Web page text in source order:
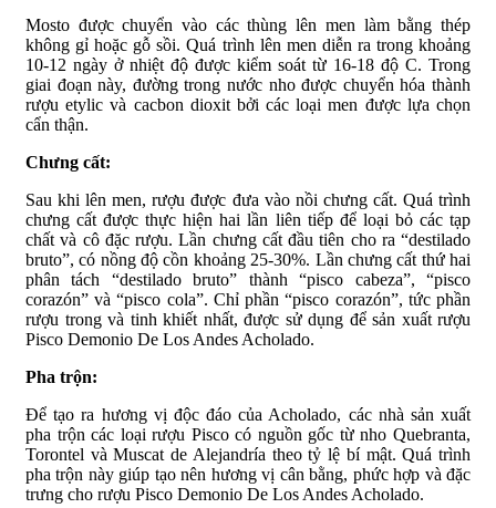
Mosto được chuyển vào các thùng lên men làm bằng thép
không gỉ hoặc gỗ sồi. Quá trình lên men diễn ra trong khoảng
10-12 ngày ở nhiệt độ được kiểm soát từ 16-18 độ C. Trong
giai đoạn này, đường trong nước nho được chuyển hóa thành
rượu etylic và cacbon dioxit bởi các loại men được lựa chọn
cẩn thận.
Chưng cất:
Sau khi lên men, rượu được đưa vào nồi chưng cất. Quá trình
chưng cất được thực hiện hai lần liên tiếp để loại bỏ các tạp
chất và cô đặc rượu. Lần chưng cất đầu tiên cho ra “destilado
bruto”, có nồng độ cồn khoảng 25-30%. Lần chưng cất thứ hai
phân tách “destilado bruto” thành “pisco cabeza”, “pisco
corazón” và “pisco cola”. Chỉ phần “pisco corazón”, tức phần
rượu trong và tinh khiết nhất, được sử dụng để sản xuất rượu
Pisco Demonio De Los Andes Acholado.
Pha trộn:
Để tạo ra hương vị độc đáo của Acholado, các nhà sản xuất
pha trộn các loại rượu Pisco có nguồn gốc từ nho Quebranta,
Torontel và Muscat de Alejandría theo tỷ lệ bí mật. Quá trình
pha trộn này giúp tạo nên hương vị cân bằng, phức hợp và đặc
trưng cho rượu Pisco Demonio De Los Andes Acholado.